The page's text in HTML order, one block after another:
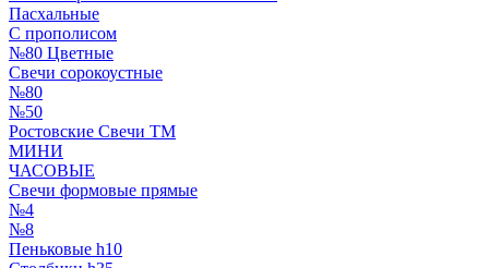
Пасхальные
С прополисом
№80 Цветные
Свечи сорокоустные
№80
№50
Ростовские Свечи ТМ
МИНИ
ЧАСОВЫЕ
Свечи формовые прямые
№4
№8
Пеньковые h10